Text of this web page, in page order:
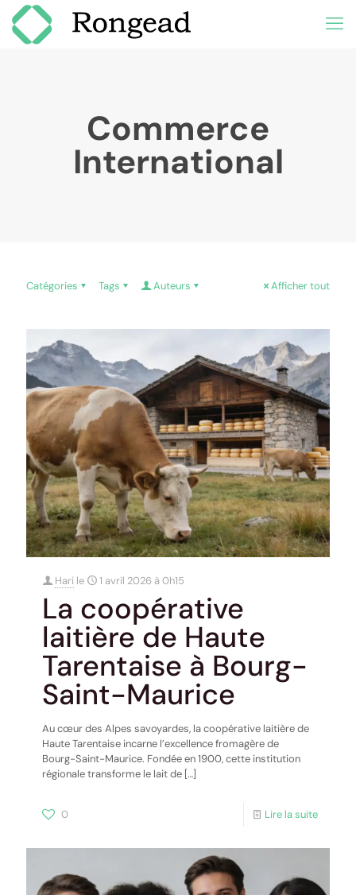
Commerce
International
Catégories Tags Auteurs Afficher tout
Hari le 1 avril 2026 à 0h15
La coopérative
laitière de Haute
Tarentaise à Bourg-
Saint-Maurice
Au cœur des Alpes savoyardes, la coopérative laitière de
Haute Tarentaise incarne l’excellence fromagère de
Bourg-Saint-Maurice. Fondée en 1900, cette institution
régionale transforme le lait de […]
0 Lire la suite